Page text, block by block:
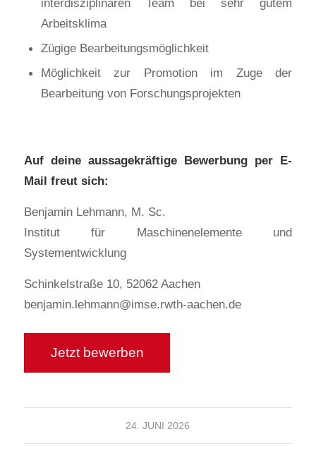
Arbeitsklima
Zügige Bearbeitungsmöglichkeit
Möglichkeit zur Promotion im Zuge der
Bearbeitung von Forschungsprojekten
Auf deine aussagekräftige Bewerbung per E-
Mail freut sich:
Benjamin Lehmann, M. Sc.
Institut für Maschinenelemente und
Systementwicklung
Schinkelstraße 10, 52062 Aachen
benjamin.lehmann@imse.rwth-aachen.de
24. JUNI 2026